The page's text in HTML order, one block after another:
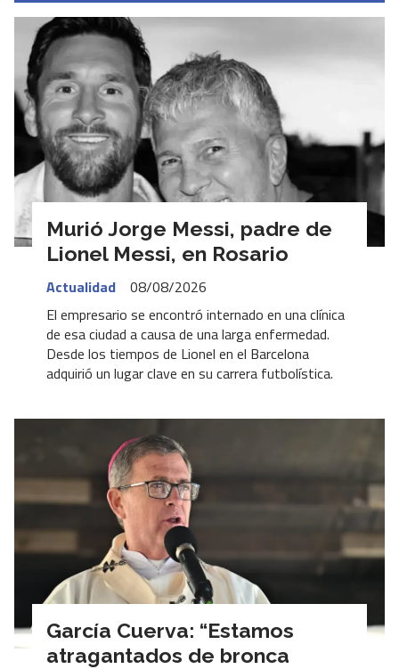
Murió Jorge Messi, padre de
Lionel Messi, en Rosario
Actualidad
08/08/2026
El empresario se encontró internado en una clínica
de esa ciudad a causa de una larga enfermedad.
Desde los tiempos de Lionel en el Barcelona
adquirió un lugar clave en su carrera futbolística.
García Cuerva: “Estamos
atragantados de bronca